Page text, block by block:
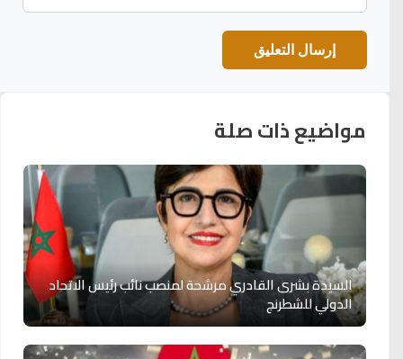
مواضيع ذات صلة
السيدة بشرى القادري مرشحة لمنصب نائب رئيس الاتحاد
الدولي للشطرنج